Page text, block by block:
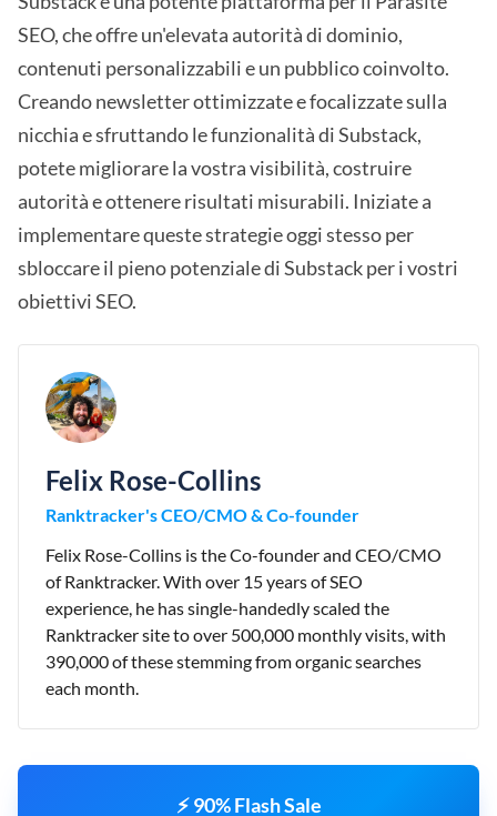
SEO, che offre un'elevata autorità di dominio,
contenuti personalizzabili e un pubblico coinvolto.
Creando newsletter ottimizzate e focalizzate sulla
nicchia e sfruttando le funzionalità di Substack,
potete migliorare la vostra visibilità, costruire
autorità e ottenere risultati misurabili. Iniziate a
implementare queste strategie oggi stesso per
sbloccare il pieno potenziale di Substack per i vostri
obiettivi SEO.
Felix Rose-Collins
Ranktracker's CEO/CMO & Co-founder
Felix Rose-Collins is the Co-founder and CEO/CMO
of Ranktracker. With over 15 years of SEO
experience, he has single-handedly scaled the
Ranktracker site to over 500,000 monthly visits, with
390,000 of these stemming from organic searches
each month.
⚡ 90% Flash Sale